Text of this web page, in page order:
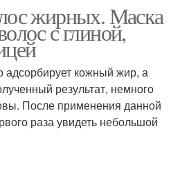
жирных. Маска
с глиной,
адсорбирует кожный жир, а
результат, немного
После применения данной
раза увидеть небольшой